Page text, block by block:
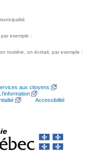
exemple :
routière, on écrirait, par exemple :
aux citoyens
Accessibilité